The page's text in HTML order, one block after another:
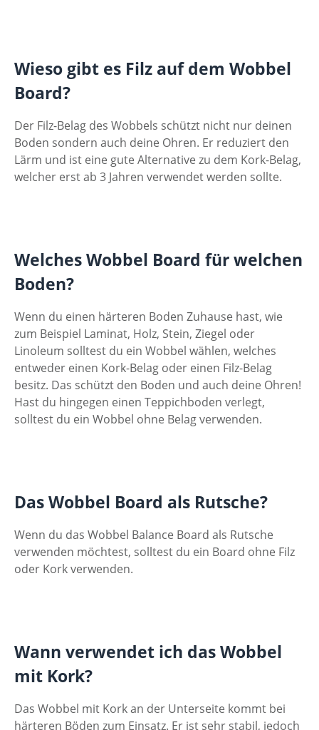
Wieso gibt es Filz auf dem Wobbel
Board?
Der Filz-Belag des Wobbels schützt nicht nur deinen
Boden sondern auch deine Ohren. Er reduziert den
Lärm und ist eine gute Alternative zu dem Kork-Belag,
welcher erst ab 3 Jahren verwendet werden sollte.
Welches Wobbel Board für welchen
Boden?
Wenn du einen härteren Boden Zuhause hast, wie
zum Beispiel Laminat, Holz, Stein, Ziegel oder
Linoleum solltest du ein Wobbel wählen, welches
entweder einen Kork-Belag oder einen Filz-Belag
besitz. Das schützt den Boden und auch deine Ohren!
Hast du hingegen einen Teppichboden verlegt,
solltest du ein Wobbel ohne Belag verwenden.
Das Wobbel Board als Rutsche?
Wenn du das Wobbel Balance Board als Rutsche
verwenden möchtest, solltest du ein Board ohne Filz
oder Kork verwenden.
Wann verwendet ich das Wobbel
mit Kork?
Das Wobbel mit Kork an der Unterseite kommt bei
härteren Böden zum Einsatz. Er ist sehr stabil, jedoch